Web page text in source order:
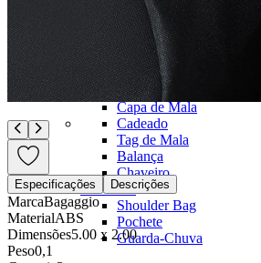
ACESSÓRIOS
Viagem
Almofada de Pescoço
Necessaire
Frasqueira
Organizador de Mala
Capa de Mala
Cadeado
Tag de Mala
Balança
Chaveiro
Dia a Dia
Shoulder Bag
Pochete
Guarda-Chuva
Especificações Descrições
MarcaBagaggio
MaterialABS
Dimensões5.00 x 2.00
Peso0,1